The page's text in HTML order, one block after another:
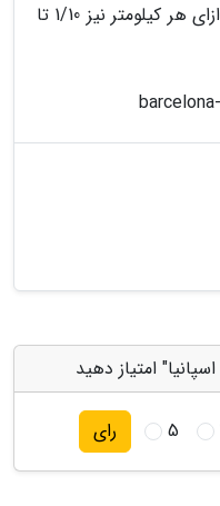
دارد. کمترین کرایه 2/10 یورو و به ازای هر کیلومتر نیز 1/10 تا
امتیاز دهید
5 رای